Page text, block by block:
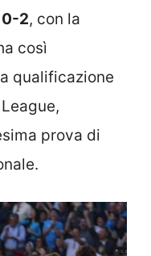
0-2, con la
così
qualificazione
prova di